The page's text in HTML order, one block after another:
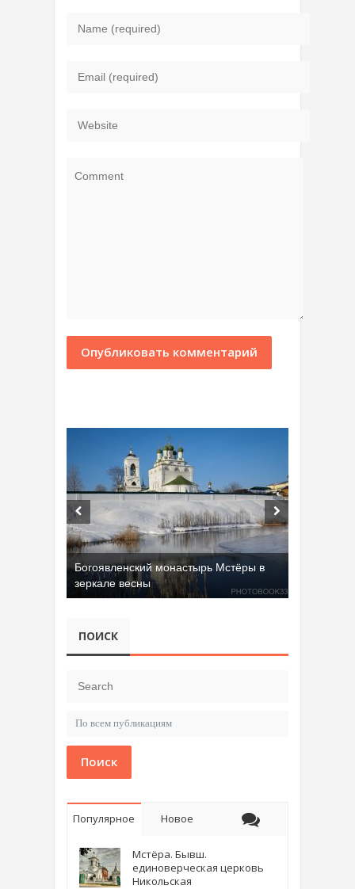
Добрятинский карьер (д. Алферово)
ПОИСК
Поиск
Популярное Новое
Мстёра. Бывш.
единоверческая церковь
Никольская